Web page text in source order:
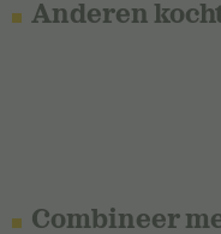
Anderen
Combineer